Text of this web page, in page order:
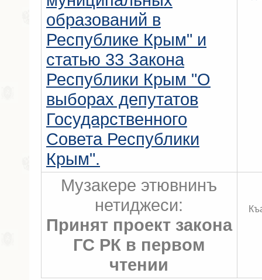
образований в
Республике Крым" и
статью 33 Закона
Республики Крым "О
выборах депутатов
Государственного
Совета Республики
Крым".
Музакере этювнинъ
нетиджеси:
Принят проект закона
ГС РК в первом
чтении